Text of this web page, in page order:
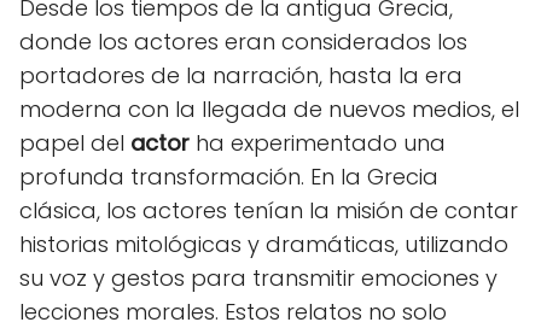
Desde los tiempos de la antigua Grecia,
donde los actores eran considerados los
portadores de la narración, hasta la era
moderna con la llegada de nuevos medios, el
papel del actor ha experimentado una
profunda transformación. En la Grecia
clásica, los actores tenían la misión de contar
historias mitológicas y dramáticas, utilizando
su voz y gestos para transmitir emociones y
lecciones morales. Estos relatos no solo